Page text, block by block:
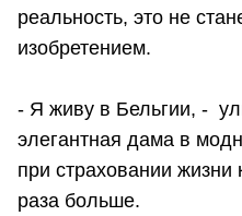
реальность, это не
изобретением.
- Я живу в Бельгии, -
элегантная дама в
при страховании
раза больше.